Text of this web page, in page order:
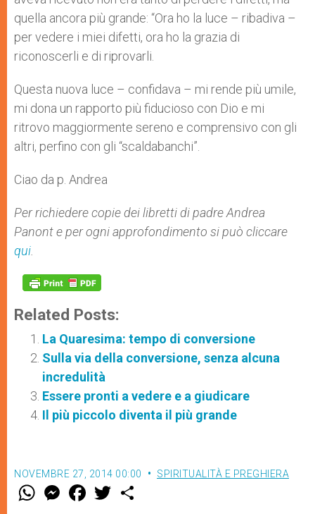
quella ancora più grande: “Ora ho la luce – ribadiva –
per vedere i miei difetti, ora ho la grazia di
riconoscerli e di riprovarli.
Questa nuova luce – confidava – mi rende più umile,
mi dona un rapporto più fiducioso con Dio e mi
ritrovo maggiormente sereno e comprensivo con gli
altri, perfino con gli “scaldabanchi”.
Ciao da p. Andrea
Per richiedere copie dei libretti di padre Andrea
Panont e per ogni approfondimento si può cliccare
qui
Related Posts:
La Quaresima: tempo di conversione
Sulla via della conversione, senza alcuna
incredulità
Essere pronti a vedere e a giudicare
Il più piccolo diventa il più grande
NOVEMBRE 27, 2014 00:00 SPIRITUALITÀ E PREGHIERA
W M
e
F
a w